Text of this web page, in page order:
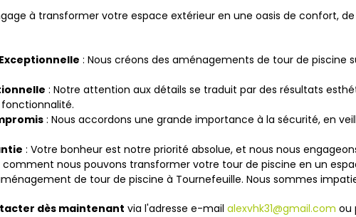
à transformer votre espace extérieur en une oasis de confort,
: Nous créons des aménagements de tour de
: Notre attention aux détails se traduit par des résultats
: Nous accordons une grande importance à la sécurité, en
: Votre bonheur est notre priorité absolue, et nous nous
comment nous pouvons transformer votre tour de piscine en un
de tour de piscine à Tournefeuille. Nous sommes
dès maintenant via l'adresse e-mail alexvhk31@gmail.com ou